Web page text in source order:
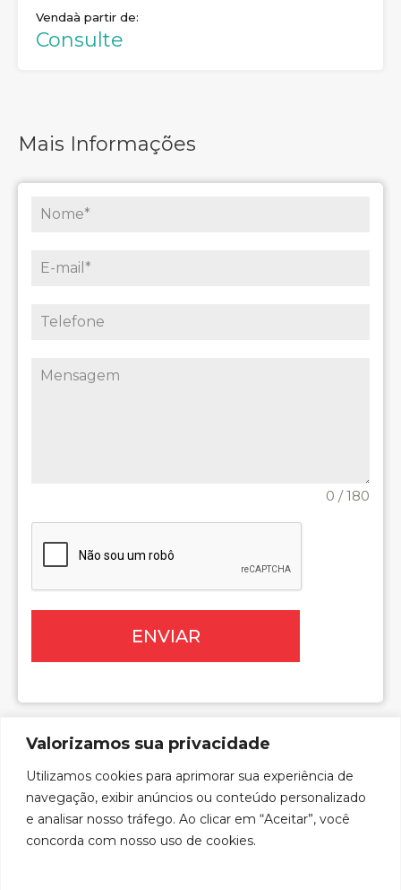
Valorizamos sua privacidade
Utilizamos cookies para aprimorar sua experiência de
navegação, exibir anúncios ou conteúdo personalizado
e analisar nosso tráfego. Ao clicar em “Aceitar”, você
concorda com nosso uso de cookies.
Venda
Consulte
Mais Informações
0 / 180
ENVIAR
desenvolvido por: